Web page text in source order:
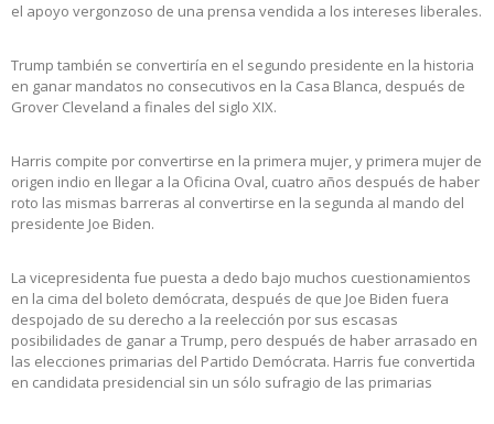
el apoyo vergonzoso de una prensa vendida a los intereses liberales.
Trump también se convertiría en el segundo presidente en la historia
en ganar mandatos no consecutivos en la Casa Blanca, después de
Grover Cleveland a finales del siglo XIX.
Harris compite por convertirse en la primera mujer, y primera mujer de
origen indio en llegar a la Oficina Oval, cuatro años después de haber
roto las mismas barreras al convertirse en la segunda al mando del
presidente Joe Biden.
La vicepresidenta fue puesta a dedo bajo muchos cuestionamientos
en la cima del boleto demócrata, después de que Joe Biden fuera
despojado de su derecho a la reelección por sus escasas
posibilidades de ganar a Trump, pero después de haber arrasado en
las elecciones primarias del Partido Demócrata. Harris fue convertida
en candidata presidencial sin un sólo sufragio de las primarias